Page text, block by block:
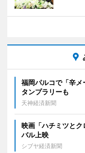
福岡パルコで「辛
タンプラリーも
天神経済新聞
映画「ハチミツとク
バル上映
シブヤ経済新聞